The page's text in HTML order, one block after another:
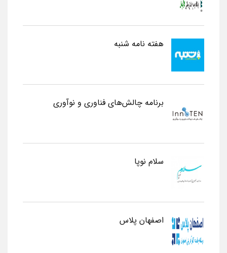
هفته نامه شنبه
برنامه چالش‌های فناوری و نوآوری
سلام نوپا
اصفهان پلاس